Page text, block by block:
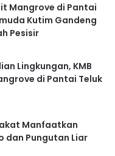
Mangrove di Pantai
Kutim Gandeng
Pesisir
Lingkungan, KMB
di Pantai Teluk
Manfaatkan
dan Pungutan Liar